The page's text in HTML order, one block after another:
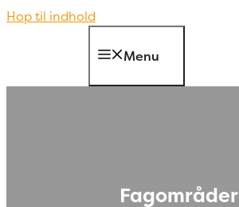
Hop til indhold
Menu
Fagområder